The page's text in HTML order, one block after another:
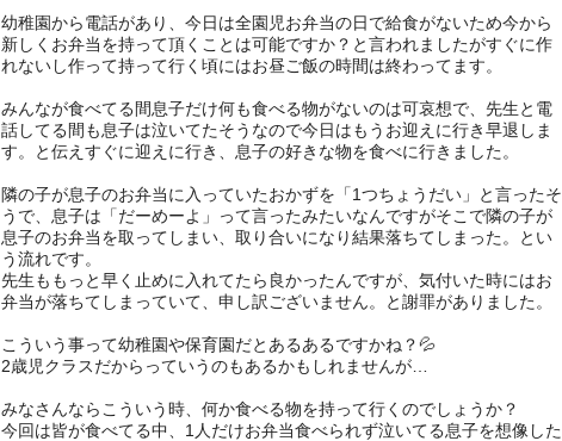
幼稚園から電話があり、今日は全園児お弁当の日で給食がないため今から
新しくお弁当を持って頂くことは可能ですか？と言われましたがすぐに作
れないし作って持って行く頃にはお昼ご飯の時間は終わってます。
みんなが食べてる間息子だけ何も食べる物がないのは可哀想で、先生と電
話してる間も息子は泣いてたそうなので今日はもうお迎えに行き早退しま
す。と伝えすぐに迎えに行き、息子の好きな物を食べに行きました。
隣の子が息子のお弁当に入っていたおかずを「1つちょうだい」と言ったそ
うで、息子は「だーめーよ」って言ったみたいなんですがそこで隣の子が
息子のお弁当を取ってしまい、取り合いになり結果落ちてしまった。とい
う流れです。
先生ももっと早く止めに入れてたら良かったんですが、気付いた時にはお
弁当が落ちてしまっていて、申し訳ございません。と謝罪がありました。
こういう事って幼稚園や保育園だとあるあるですかね？💦
2歳児クラスだからっていうのもあるかもしれませんが…
みなさんならこういう時、何か食べる物を持って行くのでしょうか？
今回は皆が食べてる中、1人だけお弁当食べられず泣いてる息子を想像した